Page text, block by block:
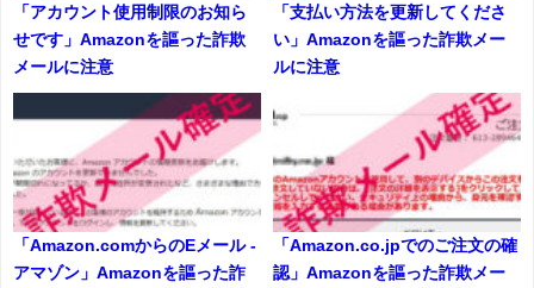
「アカウント使用制限のお知ら
せです」Amazonを謳った詐欺
メールに注意
「支払い方法を更新してくださ
い」Amazonを謳った詐欺メー
ルに注意
「Amazon.comからのEメール -
アマゾン」Amazonを謳った詐
「Amazon.co.jpでのご注文の確
認」Amazonを謳った詐欺メー